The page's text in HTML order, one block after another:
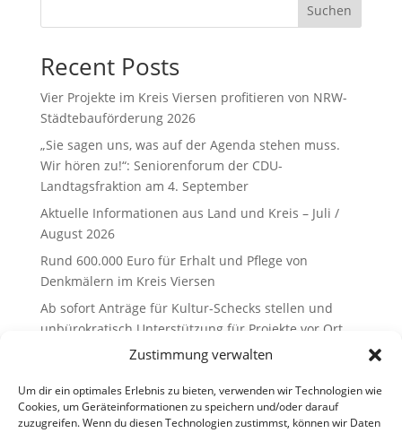
Zustimmung verwalten
Um dir ein optimales Erlebnis zu bieten, verwenden wir Technologien wie
Cookies, um Geräteinformationen zu speichern und/oder darauf
zuzugreifen. Wenn du diesen Technologien zustimmst, können wir Daten
Suchen
Recent Posts
Vier Projekte im Kreis Viersen profitieren von NRW-
Städtebauförderung 2026
„Sie sagen uns, was auf der Agenda stehen muss.
Wir hören zu!“: Seniorenforum der CDU-
Landtagsfraktion am 4. September
Aktuelle Informationen aus Land und Kreis – Juli /
August 2026
Rund 600.000 Euro für Erhalt und Pflege von
Denkmälern im Kreis Viersen
Ab sofort Anträge für Kultur-Schecks stellen und
unbürokratisch Unterstützung für Projekte vor Ort
Recent Comments
Es sind keine Kommentare vorhanden.